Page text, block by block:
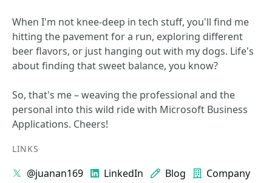
When I'm not knee-deep in tech stuff, you'll find me
hitting the pavement for a run, exploring different
beer flavors, or just hanging out with my dogs. Life's
about finding that sweet balance, you know?
So, that's me – weaving the professional and the
personal into this wild ride with Microsoft Business
Applications. Cheers!
LINKS
@juanan169 LinkedIn Blog Company